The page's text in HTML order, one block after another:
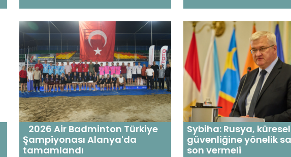
2026 Air Badminton Türkiye
Şampiyonası Alanya'da
tamamlandı
Sybiha: Rusya,
güvenliğine yönelik
son vermeli